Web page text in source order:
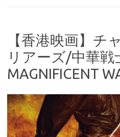
【香港映画】チ
リアーズ/中華戦
MAGNIFICENT